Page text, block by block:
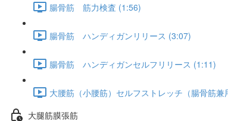
腸骨筋 筋力検査 (1:56)
腸骨筋 ハンディガンリリース (3:07)
腸骨筋 ハンディガンセルフリリース (1:11)
大腰筋（小腰筋）セルフストレッチ（腸骨筋兼
大腿筋膜張筋